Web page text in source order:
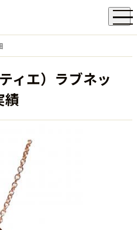
ィエ）ラブネッ
績